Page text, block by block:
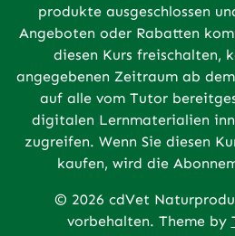
produkte ausgeschlossen
Angeboten oder Rabatten
diesen Kurs freischalten,
angegebenen Zeitraum ab
auf alle vom Tutor
digitalen Lernmaterialien
zugreifen. Wenn Sie diesen
kaufen, wird die
© 2026 cdVet
vorbehalten. Theme by